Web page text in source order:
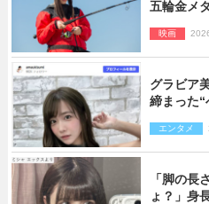
五輪金メ
映画
グラビア
締まった
エンタメ
「脚の長
ょ？」身